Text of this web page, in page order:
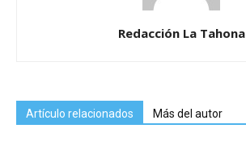
Redacción La Tahona
Artículo relacionados Más del autor